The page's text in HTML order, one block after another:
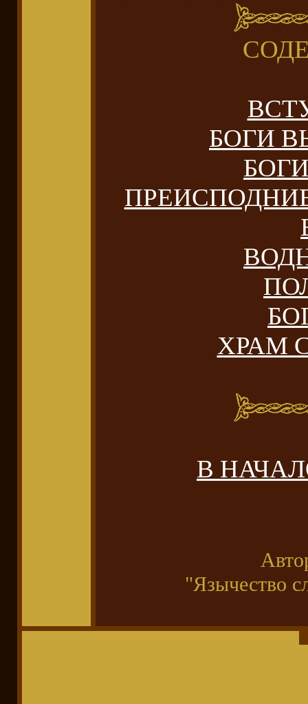
БОГИ
ХРАМ
В
"Язычество